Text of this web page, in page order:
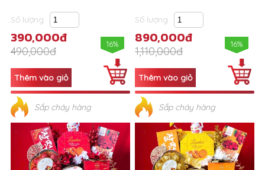
Số lượng
390,000đ
490,000đ
16%
Sắp cháy hàng
Số lượng
890,000đ
1,110,000đ
16%
Sắp cháy hàng